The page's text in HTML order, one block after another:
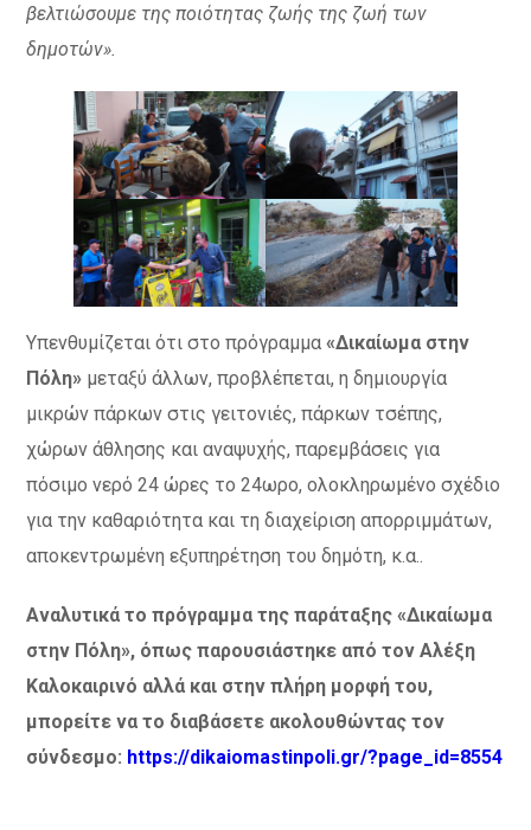
βελτιώσουμε της ποιότητας ζωής της ζωή των
δημοτών».
Υπενθυμίζεται ότι στο πρόγραμμα«Δικαίωμα στην
Πόλη» μεταξύ άλλων, προβλέπεται, η δημιουργία
μικρών πάρκων στις γειτονιές, πάρκων τσέπης,
χώρων άθλησης και αναψυχής, παρεμβάσεις για
πόσιμο νερό 24 ώρες το 24ωρο, ολοκληρωμένο σχέδιο
για την καθαριότητα και τη διαχείριση απορριμμάτων,
αποκεντρωμένη εξυπηρέτηση του δημότη, κ.α..
Αναλυτικά το πρόγραμμα της παράταξης «Δικαίωμα
στην Πόλη», όπως παρουσιάστηκε από τον Αλέξη
Καλοκαιρινό αλλά και στην πλήρη μορφή του,
μπορείτε να το διαβάσετε ακολουθώντας τον
σύνδεσμο: https://dikaiomastinpoli.gr/?page_id=8554